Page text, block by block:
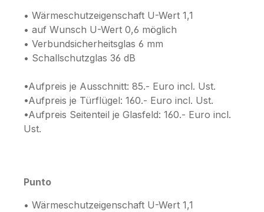
• Wärmeschutzeigenschaft U-Wert 1,1
• auf Wunsch U-Wert 0,6 möglich
• Verbundsicherheitsglas 6 mm
• Schallschutzglas 36 dB
•Aufpreis je Ausschnitt: 85.- Euro incl. Ust.
•Aufpreis je Türflügel: 160.- Euro incl. Ust.
•Aufpreis Seitenteil je Glasfeld: 160.- Euro incl.
Ust.
Punto
• Wärmeschutzeigenschaft U-Wert 1,1